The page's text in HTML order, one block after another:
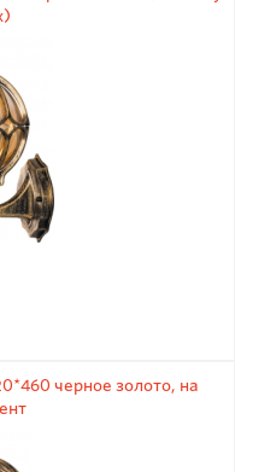
черное золото, на